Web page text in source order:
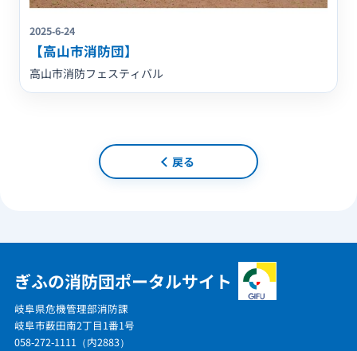
2025-6-24
【高山市消防団】
高山市消防フェスティバル
戻る
ぎふの消防団ポータルサイト
岐阜県危機管理部消防課
岐阜市薮田南2丁目1番1号
058-272-1111（内2883）